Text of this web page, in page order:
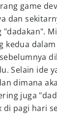
game
dan
kedua
Selain ide
dimana
juga
pagi hari